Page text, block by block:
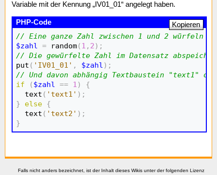
Variable mit der Kennung „IV01_01“ angelegt haben.
// Eine ganze Zahl zwischen 1 und 2 würfeln
$zahl
= random( 1 , 2 ) ;
// Die gewürfelte Zahl im Datensatz
put ( 'IV01_01' , $zahl ) ;
// Und davon abhängig Textbaustein "text1"
if
( $zahl == 1 )
{
  text
( 'text1' ) ;
}
else {
  text
( 'text2' ) ;
}
Kopieren
Falls nicht anders bezeichnet, ist der Inhalt dieses Wikis unter der folgenden Lizenz